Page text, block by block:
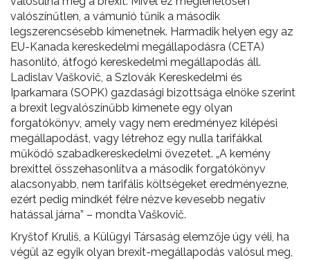
valószínűtlen, a vámunió tűnik a második
legszerencsésebb kimenetnek. Harmadik helyen egy az
EU-Kanada kereskedelmi megállapodásra (CETA)
hasonlító, átfogó kereskedelmi megállapodás áll.
Ladislav Vaškovič, a Szlovák Kereskedelmi és
Iparkamara (SOPK) gazdasági bizottsága elnöke szerint
a brexit legvalószínűbb kimenete egy olyan
forgatókönyv, amely vagy nem eredményez kilépési
megállapodást, vagy létrehoz egy nulla tarifákkal
működő szabadkereskedelmi övezetet. „A kemény
brexittel összehasonlítva a második forgatókönyv
alacsonyabb, nem tarifális költségeket eredményezne,
ezért pedig mindkét félre nézve kevesebb negatív
hatással járna” – mondta Vaškovič.
Kryštof Kruliš, a Külügyi Társaság elemzője úgy véli, ha
végül az egyik olyan brexit-megállapodás valósul meg,